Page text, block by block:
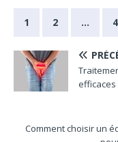
1 2 …
Comment choisir un